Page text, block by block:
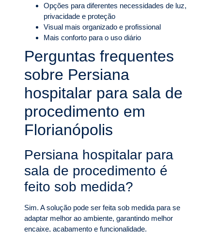
Opções para diferentes necessidades de luz,
privacidade e proteção
Visual mais organizado e profissional
Mais conforto para o uso diário
Perguntas frequentes
sobre Persiana
hospitalar para sala de
procedimento em
Florianópolis
Persiana hospitalar para
sala de procedimento é
feito sob medida?
Sim. A solução pode ser feita sob medida para se
adaptar melhor ao ambiente, garantindo melhor
encaixe, acabamento e funcionalidade.